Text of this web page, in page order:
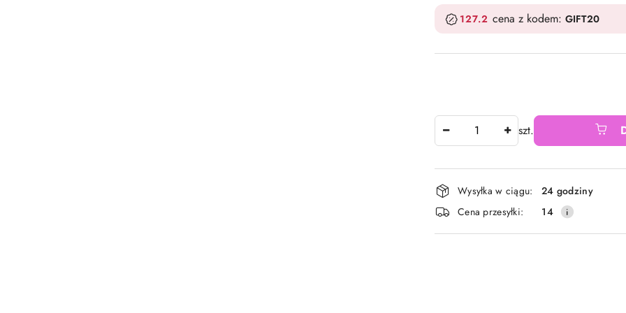
127.2 cena z kodem: GIFT20
szt.
Dostępność
i
dostawa
Wysyłka w ciągu:
24 godziny
Cena przesyłki:
14